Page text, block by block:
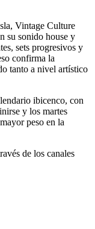
Vintage Culture
su sonido house y
sets progresivos y
confirma la
tanto a nivel artístico
ibicenco, con
y los martes
peso en la
de los canales